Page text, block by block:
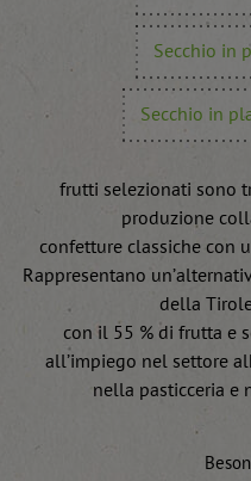
Secchio in
Secchio in
frutti selezionati sono
produzione
confetture classiche con
Rappresentano
della
con il 55 % di frutta e
all’impiego nel settore
nella pasticceria e